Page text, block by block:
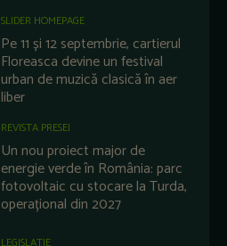
SLIDER HOMEPAGE
Pe 11 și 12 septembrie, cartierul
Floreasca devine un festival
urban de muzică clasică în aer
liber
REVISTA PRESEI
Un nou proiect major de
energie verde în România: parc
fotovoltaic cu stocare la Turda,
operațional din 2027